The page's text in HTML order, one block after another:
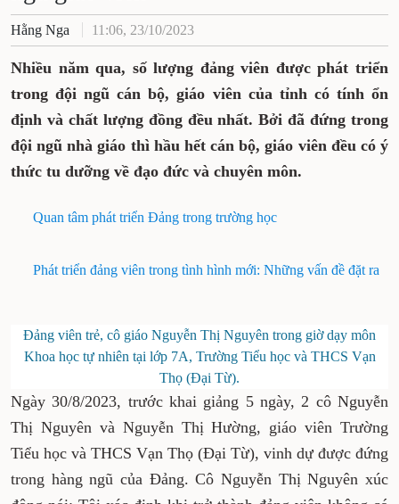
Hằng Nga 11:06, 23/10/2023
Nhiều năm qua, số lượng đảng viên được phát triển
trong đội ngũ cán bộ, giáo viên của tỉnh có tính ổn
định và chất lượng đồng đều nhất. Bởi đã đứng trong
đội ngũ nhà giáo thì hầu hết cán bộ, giáo viên đều có ý
thức tu dưỡng về đạo đức và chuyên môn.
Quan tâm phát triển Đảng trong trường học
Phát triển đảng viên trong tình hình mới: Những vấn đề đặt ra
Đảng viên trẻ, cô giáo Nguyễn Thị Nguyên trong giờ dạy môn
Khoa học tự nhiên tại lớp 7A, Trường Tiểu học và THCS Vạn
Thọ (Đại Từ).
Ngày 30/8/2023, trước khai giảng 5 ngày, 2 cô Nguyễn
Thị Nguyên và Nguyễn Thị Hường, giáo viên Trường
Tiểu học và THCS Vạn Thọ (Đại Từ), vinh dự được đứng
trong hàng ngũ của Đảng. Cô Nguyễn Thị Nguyên xúc